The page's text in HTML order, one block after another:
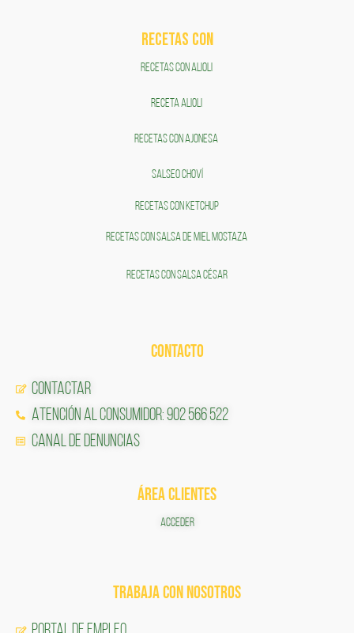
RECETAS COn
RECETAS CON ALIOLI
RECETA ALIOLI
RECETAS CON AJONESA
SALSEO CHOVÍ
RECETAS CON KETCHUP
RECETAS CON SALSA DE MIEL MOSTAZA
RECETAS CON SALSA CÉSAR
CONTACTO
Contactar
Atención al Consumidor: 902 566 522
Canal de Denuncias
ÁREA CLIENTES
ACCEDER
TRABAJA CON NOSOTROS